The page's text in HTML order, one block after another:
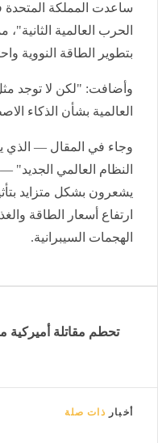
ساعدت المملكة المتحدة
الحرب العالمية
بتطوير الطاقة النووية
وأضافت: "لكن لا توجد
العالمية بشأن الذكاء
وجاء في المقال — الذي
النظام العالمي الجديد"
يشعرون بشكل متزايد
ارتفاع أسعار الطاقة
الهجمات السيبرانية.
أخبار ذات صلة